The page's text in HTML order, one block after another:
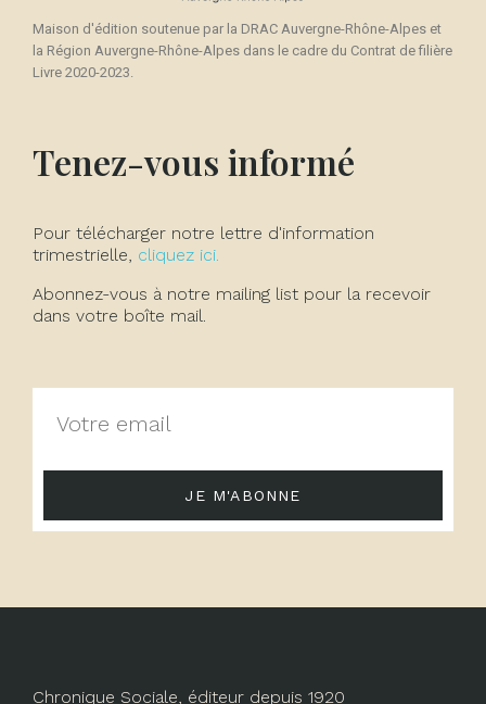
Maison d'édition soutenue par la DRAC Auvergne-Rhône-Alpes et
la Région Auvergne-Rhône-Alpes dans le cadre du Contrat de filière
Livre 2020-2023.
Tenez-vous informé
Pour télécharger notre lettre d'information
trimestrielle, cliquez ici.
Abonnez-vous à notre mailing list pour la recevoir
dans votre boîte mail.
JE M'ABONNE
Chronique Sociale, éditeur depuis 1920